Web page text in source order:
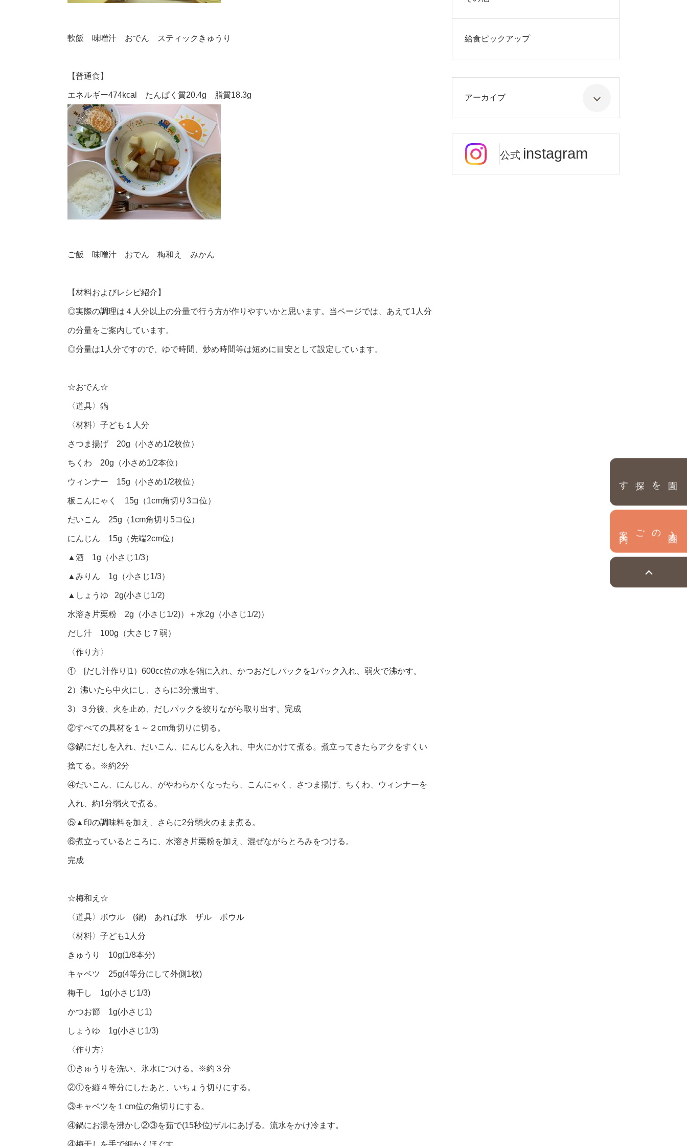
園を探す
軟飯 味噌汁 おでん スティックきゅうり
【普通食】
エネルギー474kcal たんぱく質20.4g 脂質18.3g
ご飯 味噌汁 おでん 梅和え みかん
【材料およびレシピ紹介】
◎実際の調理は４人分以上の分量で行う方が作りやすいかと思います。当ページでは、あえて1人分
の分量をご案内しています。
◎分量は1人分ですので、ゆで時間、炒め時間等は短めに目安として設定しています。
☆おでん☆
〈道具〉鍋
〈材料〉子ども１人分
さつま揚げ 20g（小さめ1/2枚位）
ちくわ 20g（小さめ1/2本位）
ウィンナー 15g（小さめ1/2枚位）
板こんにゃく 15g（1cm角切り3コ位）
だいこん 25g（1cm角切り5コ位）
にんじん 15g（先端2cm位）
▲酒 1g（小さじ1/3）
▲みりん 1g（小さじ1/3）
▲しょうゆ 2g(小さじ1/2)
水溶き片栗粉 2g（小さじ1/2)）＋水2g（小さじ1/2)）
だし汁 100g（大さじ７弱）
〈作り方〉
① [だし汁作り]1）600cc位の水を鍋に入れ、かつおだしパックを1パック入れ、弱火で沸かす。
2）沸いたら中火にし、さらに3分煮出す。
3）３分後、火を止め、だしパックを絞りながら取り出す。完成
②すべての具材を１～２cm角切りに切る。
③鍋にだしを入れ、だいこん、にんじんを入れ、中火にかけて煮る。煮立ってきたらアクをすくい
捨てる。※約2分
④だいこん、にんじん、がやわらかくなったら、こんにゃく、さつま揚げ、ちくわ、ウィンナーを
入れ、約1分弱火で煮る。
⑤▲印の調味料を加え、さらに2分弱火のまま煮る。
⑥煮立っているところに、水溶き片栗粉を加え、混ぜながらとろみをつける。
完成
☆梅和え☆
〈道具〉ボウル (鍋) あれば氷 ザル ボウル
〈材料〉子ども1人分
きゅうり 10g(1/8本分)
キャベツ 25g(4等分にして外側1枚)
梅干し 1g(小さじ1/3)
かつお節 1g(小さじ1)
しょうゆ 1g(小さじ1/3)
〈作り方〉
①きゅうりを洗い、氷水につける。※約３分
②①を縦４等分にしたあと、いちょう切りにする。
③キャベツを１cm位の角切りにする。
④鍋にお湯を沸かし②③を茹で(15秒位)ザルにあげる。流水をかけ冷ます。
④梅干しを手で細かくほぐす。
給食ピックアップ
アーカイブ
公式 instagram